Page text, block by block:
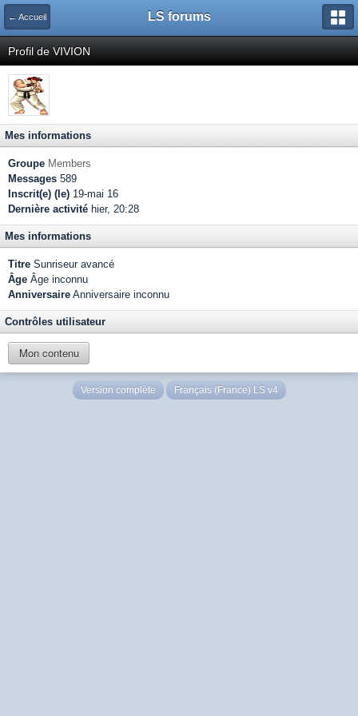
← Accueil LS forums
Profil de VIVION
Mes informations
Groupe Members
Messages 589
Inscrit(e) (le) 19-mai 16
Dernière activité hier, 20:28
Mes informations
Titre Sunriseur avancé
Âge Âge inconnu
Anniversaire Anniversaire inconnu
Contrôles utilisateur
Mon contenu
Version complète Français (France) LS v4